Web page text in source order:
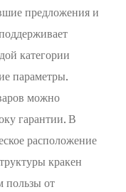
предложения и
категории
параметры.
можно
гарантии. В
расположение
кракен
пользы от